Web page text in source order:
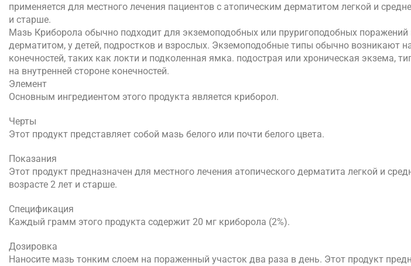
применяется для местного лечения пациентов с атопическим дерматитом легкой и
и старше.
Мазь Криборола обычно подходит для экземоподобных или пруригоподобных
дерматитом, у детей, подростков и взрослых. Экземоподобные типы обычно возникают
конечностей, таких как локти и подколенная ямка. подострая или хроническая экзема,
на внутренней стороне конечностей.
Элемент
Основным ингредиентом этого продукта является криборол.
Черты
Этот продукт представляет собой мазь белого или почти белого цвета.
Показания
Этот продукт предназначен для местного лечения атопического дерматита легкой и
возрасте 2 лет и старше.
Спецификация
Каждый грамм этого продукта содержит 20 мг криборола (2%).
Дозировка
Наносите мазь тонким слоем на пораженный участок два раза в день. Этот продукт